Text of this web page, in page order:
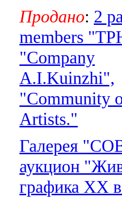
Продано: 2
members
"Company
A.I.Kuinzhi",
"Community
Artists."
Галерея
аукцион
графика ХХ